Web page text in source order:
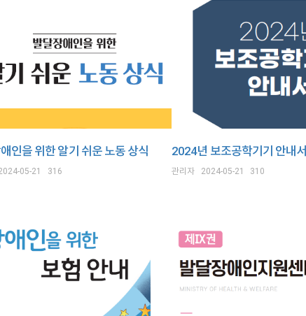
인을 위한 알기 쉬운 노동 상식
05-21 316
2024년 보조공학기기 안내서
관리자 2024-05-21 310